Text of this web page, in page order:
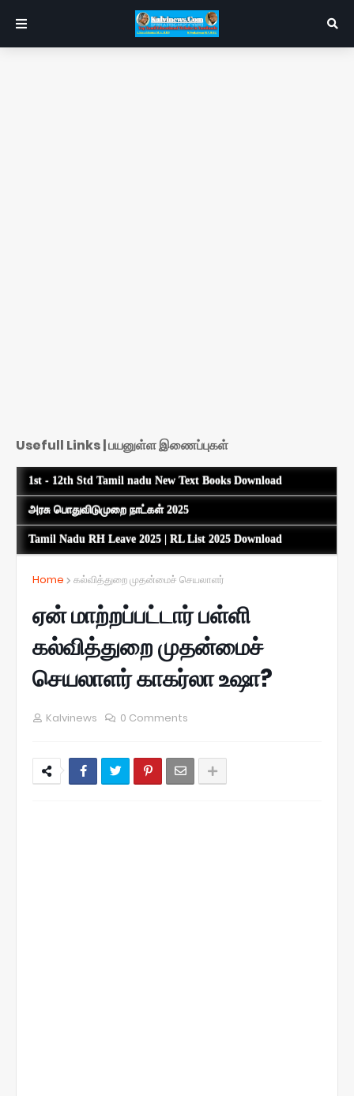
Usefull Links | பயனுள்ள இணைப்புகள்
1st - 12th Std Tamil nadu New Text Books Download
அரசு பொதுவிடுமுறை நாட்கள் 2025
Tamil Nadu RH Leave 2025 | RL List 2025 Download
Home கல்வித்துறை முதன்மைச் செயலாளர்
ஏன் மாற்றப்பட்டார் பள்ளி
கல்வித்துறை முதன்மைச்
செயலாளர் காகர்லா உஷா?
Kalvinews 0 Comments